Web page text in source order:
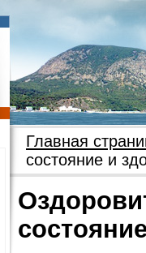
Главная
состояние и